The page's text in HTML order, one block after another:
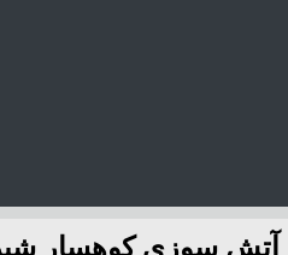
آتش سوزی کوهسار